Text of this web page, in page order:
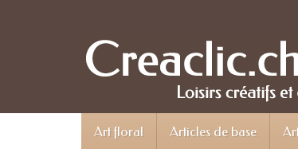
Art floral Articles de base